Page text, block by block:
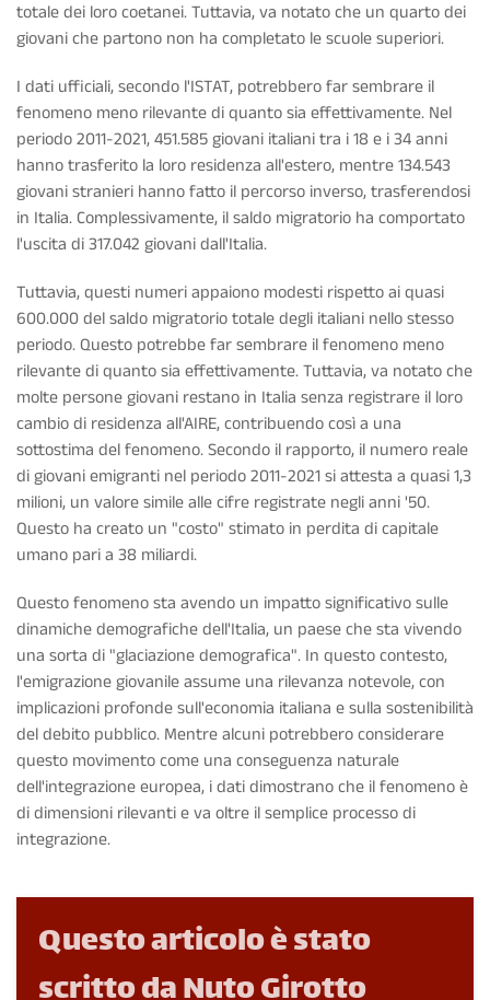
totale dei loro coetanei. Tuttavia, va notato che un quarto dei
giovani che partono non ha completato le scuole superiori.
I dati ufficiali, secondo l'ISTAT, potrebbero far sembrare il
fenomeno meno rilevante di quanto sia effettivamente. Nel
periodo 2011-2021, 451.585 giovani italiani tra i 18 e i 34 anni
hanno trasferito la loro residenza all'estero, mentre 134.543
giovani stranieri hanno fatto il percorso inverso, trasferendosi
in Italia. Complessivamente, il saldo migratorio ha comportato
l'uscita di 317.042 giovani dall'Italia.
Tuttavia, questi numeri appaiono modesti rispetto ai quasi
600.000 del saldo migratorio totale degli italiani nello stesso
periodo. Questo potrebbe far sembrare il fenomeno meno
rilevante di quanto sia effettivamente. Tuttavia, va notato che
molte persone giovani restano in Italia senza registrare il loro
cambio di residenza all'AIRE, contribuendo così a una
sottostima del fenomeno. Secondo il rapporto, il numero reale
di giovani emigranti nel periodo 2011-2021 si attesta a quasi 1,3
milioni, un valore simile alle cifre registrate negli anni '50.
Questo ha creato un "costo" stimato in perdita di capitale
umano pari a 38 miliardi.
Questo fenomeno sta avendo un impatto significativo sulle
dinamiche demografiche dell'Italia, un paese che sta vivendo
una sorta di "glaciazione demografica". In questo contesto,
l'emigrazione giovanile assume una rilevanza notevole, con
implicazioni profonde sull'economia italiana e sulla sostenibilità
del debito pubblico. Mentre alcuni potrebbero considerare
questo movimento come una conseguenza naturale
dell'integrazione europea, i dati dimostrano che il fenomeno è
di dimensioni rilevanti e va oltre il semplice processo di
integrazione.
Questo articolo è stato